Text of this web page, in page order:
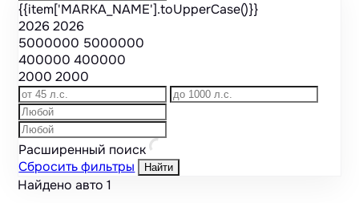
{{item['MARKA_NAME'].toUpperCase()}}
20262026
5000000 5000000
400000400000
20002000
Расширенный поиск
Сбросить фильтры
Найти
Найдено авто1